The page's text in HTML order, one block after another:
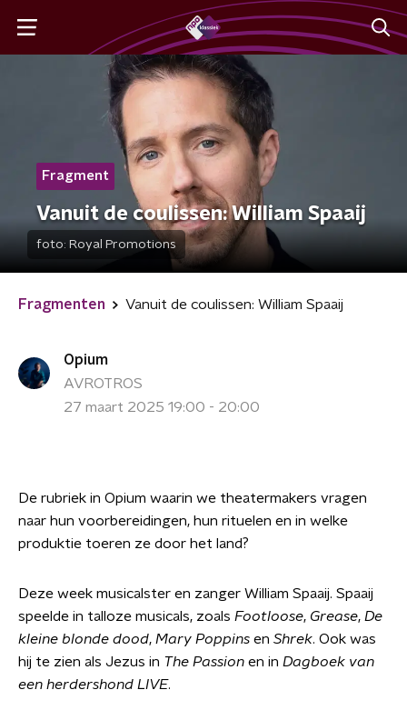
Fragment
Vanuit de coulissen: William Spaaij
foto: Royal Promotions
Fragmenten Vanuit de coulissen: William Spaaij
Opium
AVROTROS
27 maart 2025 19:00 - 20:00
De rubriek in Opium waarin we theatermakers vragen
naar hun voorbereidingen, hun rituelen en in welke
produktie toeren ze door het land?
Deze week musicalster en zanger William Spaaij. Spaaij
speelde in talloze musicals, zoals Footloose, Grease, De
kleine blonde dood, Mary Poppins en Shrek. Ook was
hij te zien als Jezus in The Passion en in Dagboek van
een herdershond LIVE.